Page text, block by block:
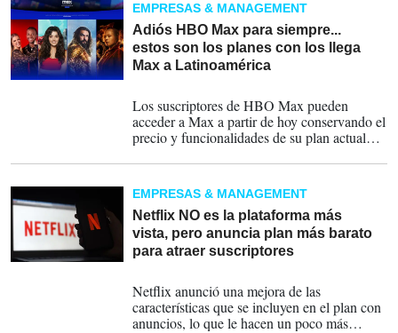
EMPRESAS & MANAGEMENT
Adiós HBO Max para siempre...
estos son los planes con los llega
Max a Latinoamérica
Los suscriptores de HBO Max pueden
acceder a Max a partir de hoy conservando el
precio y funcionalidades de su plan actual
EMPRESAS & MANAGEMENT
Netflix NO es la plataforma más
vista, pero anuncia plan más barato
para atraer suscriptores
Netflix anunció una mejora de las
características que se incluyen en el plan con
anuncios, lo que le hacen un poco más